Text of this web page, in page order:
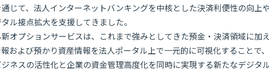
じて、法人インターネットバンキングを中核とした決済利便性の向上
ル接点拡大を支援してきました。
オプションサービスは、これまで強みとしてきた預金・決済領域に加え
および預かり資産情報を法人ポータル上で一元的に可視化することで
ネスの活性化と企業の資金管理高度化を同時に実現する新たなデジタ